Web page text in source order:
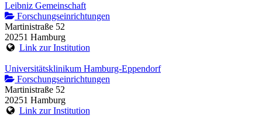
Leibniz Gemeinschaft
Forschungseinrichtungen
Martinistraße 52
20251 Hamburg
Link zur Institution
Universitätsklinikum Hamburg-Eppendorf
Forschungseinrichtungen
Martinistraße 52
20251 Hamburg
Link zur Institution